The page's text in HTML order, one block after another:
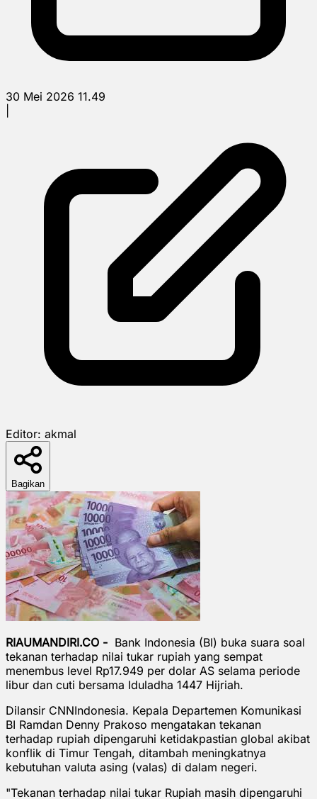
30 Mei 2026 11.49
Editor: akmal
Bagikan
RIAUMANDIRI.CO - Bank Indonesia (BI) buka suara soal
tekanan terhadap nilai tukar rupiah yang sempat
menembus level Rp17.949 per dolar AS selama periode
libur dan cuti bersama Iduladha 1447 Hijriah.
Dilansir CNNIndonesia. Kepala Departemen Komunikasi
BI Ramdan Denny Prakoso mengatakan tekanan
terhadap rupiah dipengaruhi ketidakpastian global akibat
konflik di Timur Tengah, ditambah meningkatnya
kebutuhan valuta asing (valas) di dalam negeri.
"Tekanan terhadap nilai tukar Rupiah masih dipengaruhi